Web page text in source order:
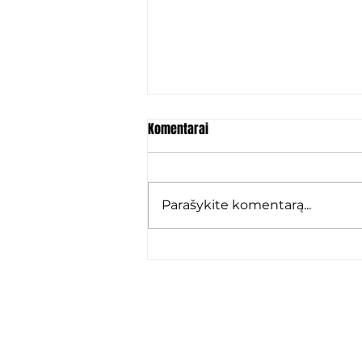
Komentarai
Parašykite komentarą...